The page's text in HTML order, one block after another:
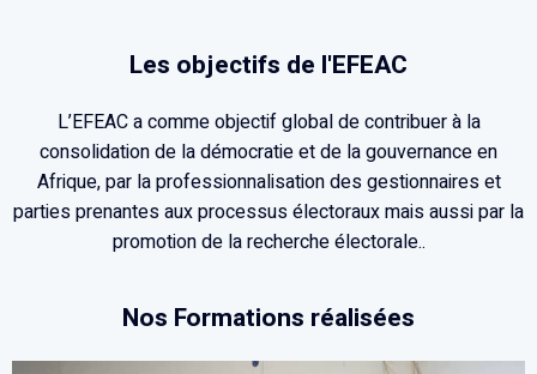
Les objectifs de l'EFEAC
L’EFEAC a comme objectif global de contribuer à la
consolidation de la démocratie et de la gouvernance en
Afrique, par la professionnalisation des gestionnaires et
parties prenantes aux processus électoraux mais aussi par la
promotion de la recherche électorale..
Nos Formations réalisées